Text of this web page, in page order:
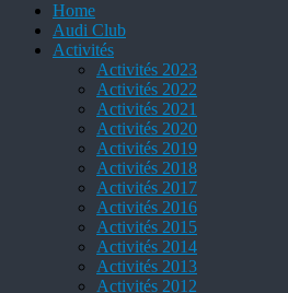
Home
Audi Club
Activités
Activités 2023
Activités 2022
Activités 2021
Activités 2020
Activités 2019
Activités 2018
Activités 2017
Activités 2016
Activités 2015
Activités 2014
Activités 2013
Activités 2012